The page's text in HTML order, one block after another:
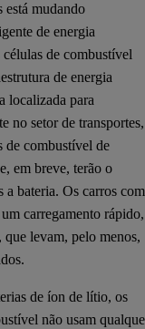
está mudando
de energia
de combustível
de energia
localizada para
no setor de transportes,
de combustível de
em breve, terão o
a bateria. Os carros com
carregamento rápido,
levam, pelo menos,
de íon de lítio, os
não usam